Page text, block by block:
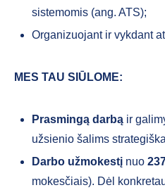
sistemomis (ang. ATS);
Organizuojant ir vykdant
MES TAU SIŪLOME:
Prasmingą darbą ir
užsienio šalims
Darbo užmokestį nuo
mokesčiais). Dėl